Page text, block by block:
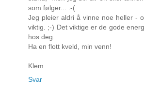
som følger... :-(
Jeg pleier aldri å vinne noe heller -
viktig. ;-) Det viktige er de gode
hos deg.
Ha en flott kveld, min venn!
Klem
Svar